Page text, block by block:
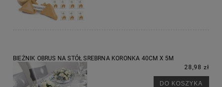
BIEŻNIK OBRUS NA STÓŁ SREBRNA KORONKA 40CM X 5M
28,98 zł
DO KOSZYKA